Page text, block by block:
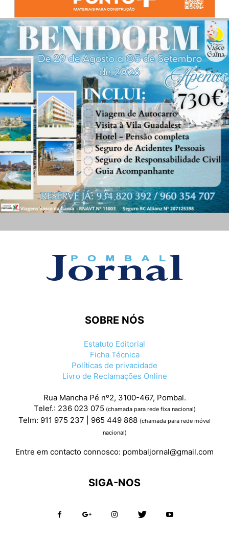
SOBRE NÓS
Estatuto Editorial
Ficha Técnica
Políticas de privacidade
Livro de Reclamações Online
Rua Mancha Pé nº2, 3100-467, Pombal.
Telef.: 236 023 075 (chamada para rede fixa nacional)
Telm: 911 975 237 | 965 449 868 (chamada para rede móvel
nacional)
Entre em contacto connosco: pombaljornal@gmail.com
SIGA-NOS